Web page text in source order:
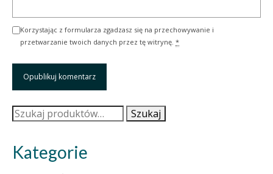
Korzystając z formularza zgadzasz się na przechowywanie i
przetwarzanie twoich danych przez tę witrynę. *
Szukaj: Szukaj
Kategorie